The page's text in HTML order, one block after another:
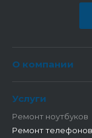
О компании
Услуги
Ремонт ноутбуков
Ремонт телефонов